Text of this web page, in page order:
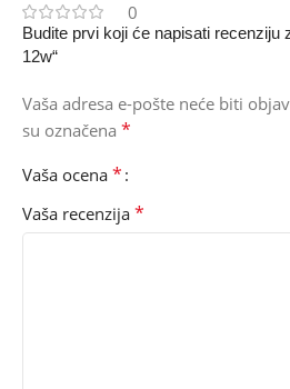
0
Budite prvi koji će napisati recenziju
12w“
Vaša adresa e-pošte neće biti
su označena *
Vaša ocena *
Vaša recenzija *